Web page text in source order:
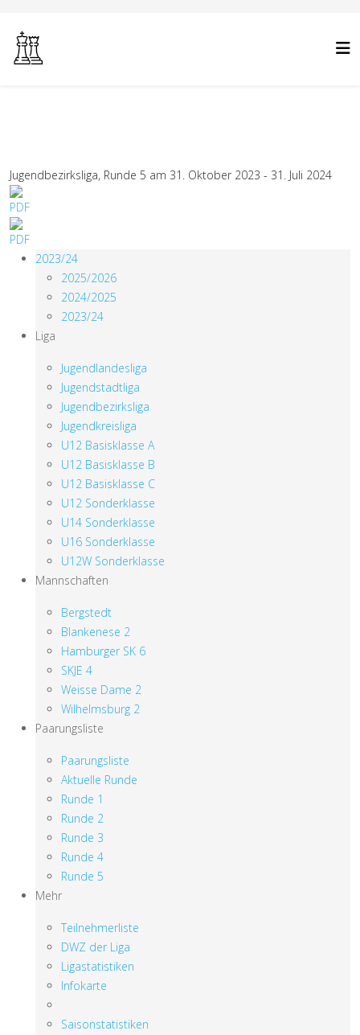
Jugendbezirksliga, Runde 5 am 31. Oktober 2023 - 31. Juli 2024
2023/24
2025/2026
2024/2025
2023/24
Liga
Jugendlandesliga
Jugendstadtliga
Jugendbezirksliga
Jugendkreisliga
U12 Basisklasse A
U12 Basisklasse B
U12 Basisklasse C
U12 Sonderklasse
U14 Sonderklasse
U16 Sonderklasse
U12W Sonderklasse
Mannschaften
Bergstedt
Blankenese 2
Hamburger SK 6
SKJE 4
Weisse Dame 2
Wilhelmsburg 2
Paarungsliste
Paarungsliste
Aktuelle Runde
Runde 1
Runde 2
Runde 3
Runde 4
Runde 5
Mehr
Teilnehmerliste
DWZ der Liga
Ligastatistiken
Infokarte
Saisonstatistiken